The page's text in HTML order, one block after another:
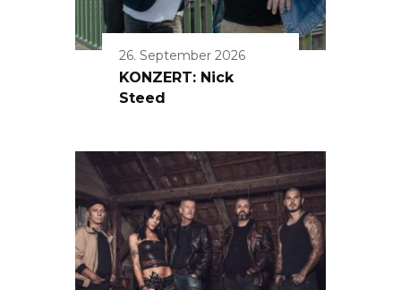
26. September 2026
KONZERT: Nick
Steed